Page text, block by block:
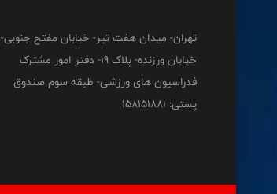
تهران- میدان هفت تیر- خیابان مفتح جنوبی-
خیابان ورزنده- پلاک 19- دفتر امور مشترک
فدراسیون های ورزشی- طبقه سوم صندوق
پستی: 158151881